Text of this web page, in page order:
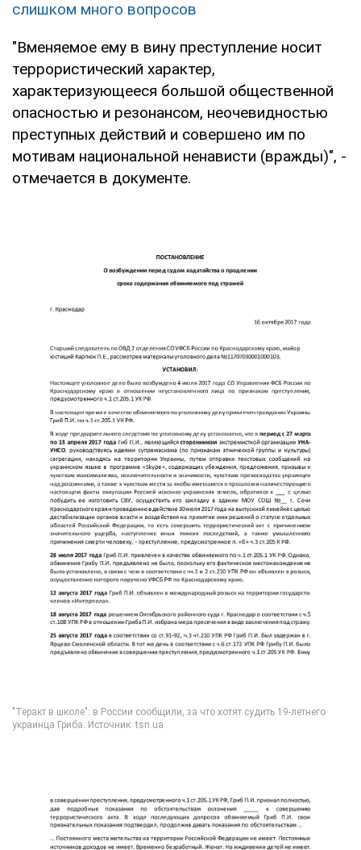
слишком много вопросов
"Вменяемое ему в вину преступление носит
террористический характер,
характеризующееся большой общественной
опасностью и резонансом, неочевидностью
преступных действий и совершено им по
мотивам национальной ненависти (вражды)", -
отмечается в документе.